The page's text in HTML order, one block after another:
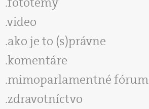
video
ako je to (s)právne
komentáre
mimoparlamentné fórum
zdravotníctvo